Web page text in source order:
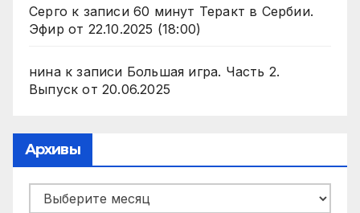
Серго к записи 60 минут Теракт в Сербии.
Эфир от 22.10.2025 (18:00)
нинак записи Большая игра. Часть 2.
Выпуск от 20.06.2025
Архивы
Архивы